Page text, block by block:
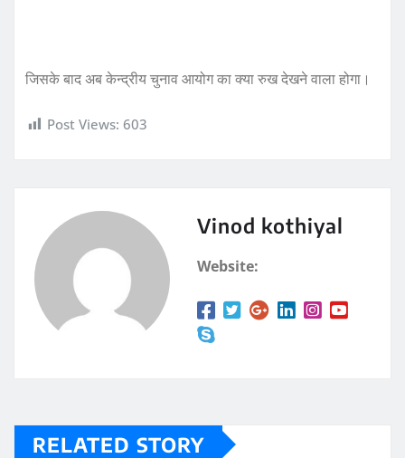
जिसके बाद अब केन्द्रीय चुनाव आयोग का क्या रुख देखने वाला होगा।
Post Views: 603
Vinod kothiyal
Website:
RELATED STORY